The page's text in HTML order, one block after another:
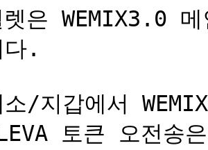
렛은 WEMIX3.0
다.
소/지갑에서
토큰 오전송